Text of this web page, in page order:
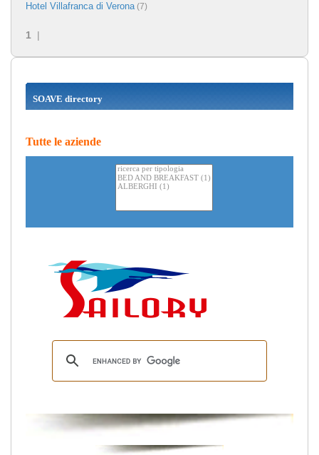
Hotel Villafranca di Verona(7)
1 |
SOAVE directory
Tutte le aziende